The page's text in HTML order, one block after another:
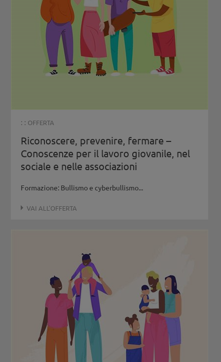
: : OFFERTA
Riconoscere, prevenire, fermare –
Conoscenze per il lavoro giovanile, nel
sociale e nelle associazioni
Formazione: Bullismo e cyberbullismo...
VAI ALL'OFFERTA